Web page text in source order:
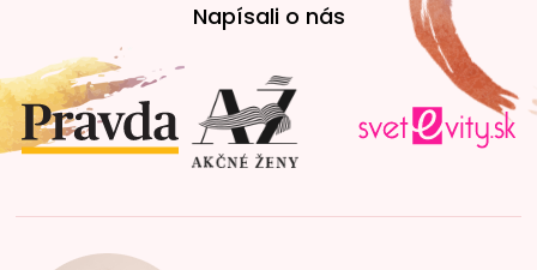
t
i
e
Napísali o nás